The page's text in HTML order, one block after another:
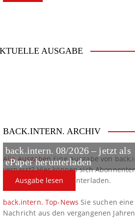
AUSGABE
back.intern. 08/2026 – jetzt als
ePaper herunterladen
Ausgabe lesen
BACK.INTERN. ARCHIV
Alle AusgabenEine Ausgabe von
verpasst? Hier können sich
ältere Ausgaben herunterladen.
back.intern. Top-News Sie suchen eine
Nachricht aus den vergangenen